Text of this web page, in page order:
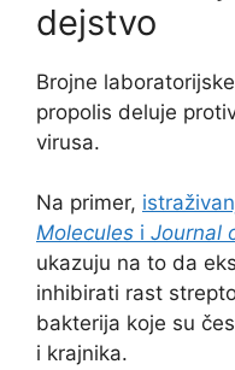
dejstvo
Brojne
propolis deluje
virusa.
Na primer,
Molecules i Journal
ukazuju na to da
inhibirati rast
bakterija koje su
i krajnika.